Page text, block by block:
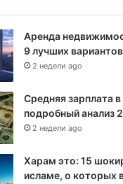
Аренда
9 лучших
2 недели ago
Средняя зарплата
подробный анализ
2 недели ago
Харам это: 15
исламе, о которых